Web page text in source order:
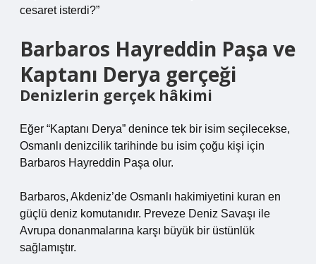
cesaret isterdi?”
Barbaros Hayreddin Paşa ve
Kaptanı Derya gerçeği
Denizlerin gerçek hâkimi
Eğer “Kaptanı Derya” denince tek bir isim seçilecekse,
Osmanlı denizcilik tarihinde bu isim çoğu kişi için
Barbaros Hayreddin Paşa olur.
Barbaros, Akdeniz’de Osmanlı hakimiyetini kuran en
güçlü deniz komutanıdır. Preveze Deniz Savaşı ile
Avrupa donanmalarına karşı büyük bir üstünlük
sağlamıştır.